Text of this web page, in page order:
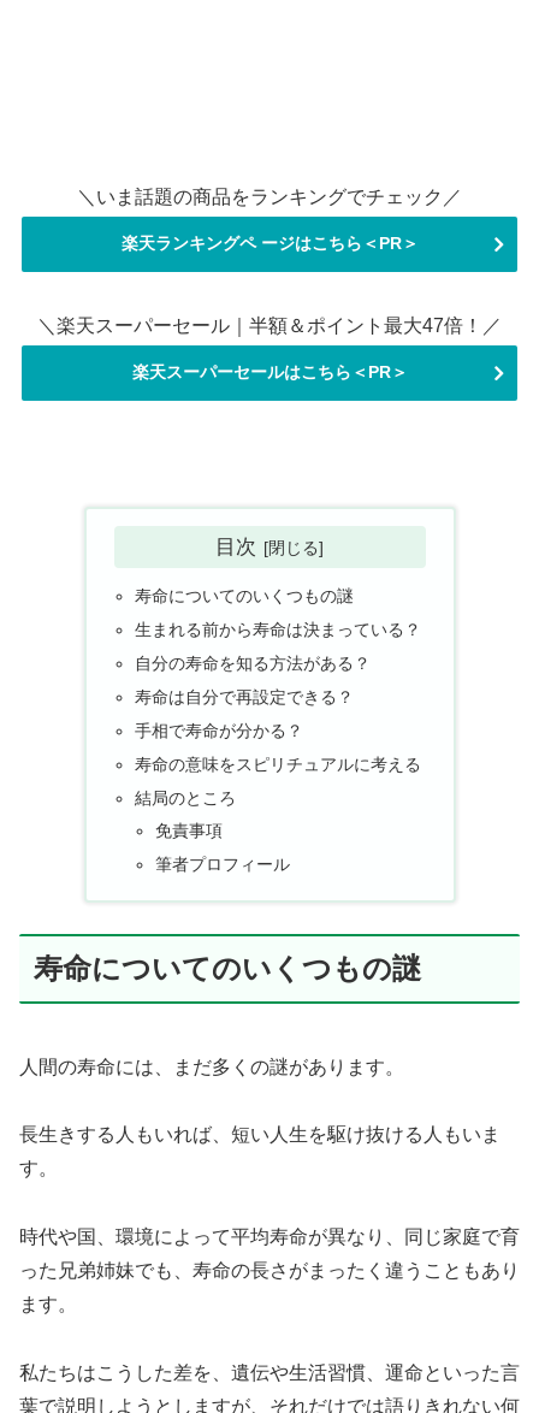
＼いま話題の商品をランキングでチェック／
楽天ランキングペ ージはこちら＜PR＞
＼楽天スーパーセール｜半額＆ポイント最大47倍！／
楽天スーパーセールはこちら＜PR＞
目次
寿命についてのいくつもの謎
生まれる前から寿命は決まっている？
自分の寿命を知る方法がある？
寿命は自分で再設定できる？
手相で寿命が分かる？
寿命の意味をスピリチュアルに考える
結局のところ
免責事項
筆者プロフィール
寿命についてのいくつもの謎
人間の寿命には、まだ多くの謎があります。
長生きする人もいれば、短い人生を駆け抜ける人もいま
す。
時代や国、環境によって平均寿命が異なり、同じ家庭で育
った兄弟姉妹でも、寿命の長さがまったく違うこともあり
ます。
私たちはこうした差を、遺伝や生活習慣、運命といった言
葉で説明しようとしますが、それだけでは語りきれない何